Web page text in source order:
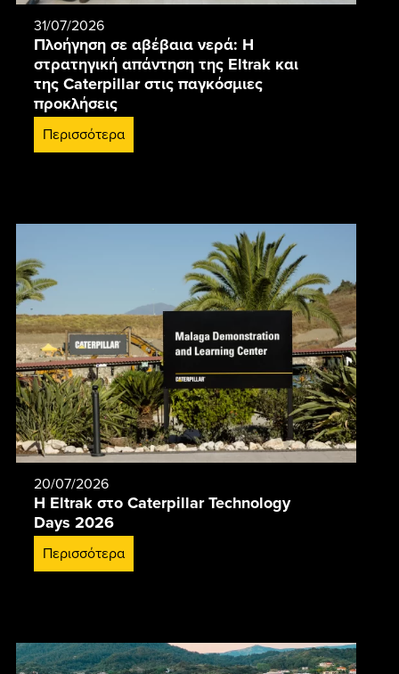
31/07/2026
Πλοήγηση σε αβέβαια νερά: Η
στρατηγική απάντηση της Eltrak και
της Caterpillar στις παγκόσμιες
προκλήσεις
Περισσότερα
20/07/2026
Η Eltrak στο Caterpillar Technology
Days 2026
Περισσότερα